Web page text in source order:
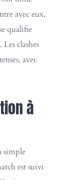
avec eux,
qualifie
clashes
avec
à
simple
est suivi